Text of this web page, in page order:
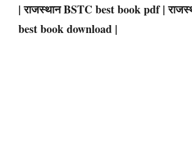
| राजस्थान BSTC best book pdf |
best book download |